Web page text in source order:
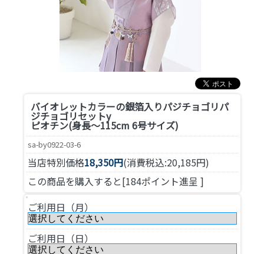
バイオレットカラーの銀箔入りパジチョゴリパ
ジチョゴリセットy
ピオチン(身長～115cm 6号サイズ)
sa-by0922-03-6
当店特別価格18,350円(消費税込:20,185円)
この商品を購入すると[184ポイント進呈 ]
ご利用日（月）
ご利用日（日）